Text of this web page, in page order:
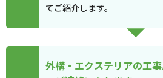
てご紹介します。
外構・エクステリアの工